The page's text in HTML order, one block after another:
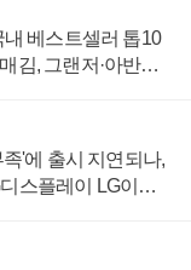
베스트셀러 톱10
김, 그랜저·아반떼
'에 출시 지연되나,
스플레이 LG이노